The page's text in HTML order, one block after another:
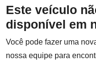
Este veículo
disponível em
Você pode fazer uma
nossa equipe para